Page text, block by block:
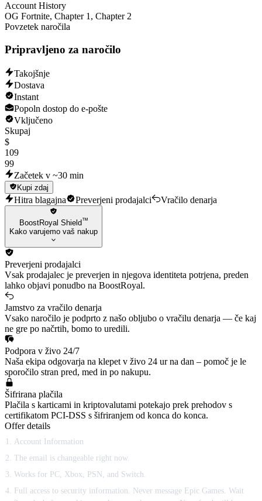
Account History
OG Fortnite, Chapter 1, Chapter 2
Povzetek naročila
Pripravljeno za naročilo
Takojšnje
Dostava
Instant
Popoln dostop do e-pošte
Vključeno
Skupaj
$
109
99
Začetek v ~30 min
Kupi zdaj
Hitra blagajna Preverjeni prodajalci Vračilo denarja
BoostRoyal Shield™
Kako varujemo vaš nakup
Preverjeni prodajalci
Vsak prodajalec je preverjen in njegova identiteta potrjena, preden
lahko objavi ponudbo na BoostRoyal.
Jamstvo za vračilo denarja
Vsako naročilo je podprto z našo obljubo o vračilu denarja — če kaj
ne gre po načrtih, bomo to uredili.
Podpora v živo 24/7
Naša ekipa odgovarja na klepet v živo 24 ur na dan – pomoč je le
sporočilo stran pred, med in po nakupu.
Šifrirana plačila
Plačila s karticami in kriptovalutami potekajo prek prehodov s
certifikatom PCI-DSS s šifriranjem od konca do konca.
Offer details
Account Information
The email is changeable right now.
Works for PC, Xbox, PSN, and Switch.
Full access to security information. Never message Epic Games. Wait